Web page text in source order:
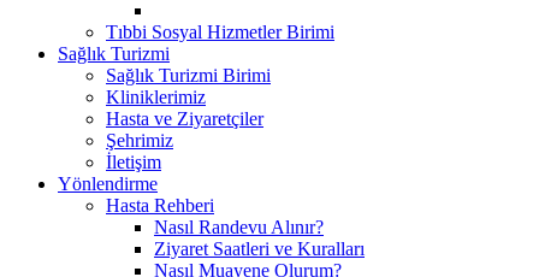
Tıbbi Sosyal Hizmetler Birimi
Sağlık Turizmi
Sağlık Turizmi Birimi
Kliniklerimiz
Hasta ve Ziyaretçiler
Şehrimiz
İletişim
Yönlendirme
Hasta Rehberi
Nasıl Randevu Alınır?
Ziyaret Saatleri ve Kuralları
Nasıl Muayene Olurum?